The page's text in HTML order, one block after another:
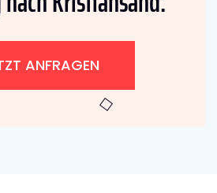
ANFRAGEN